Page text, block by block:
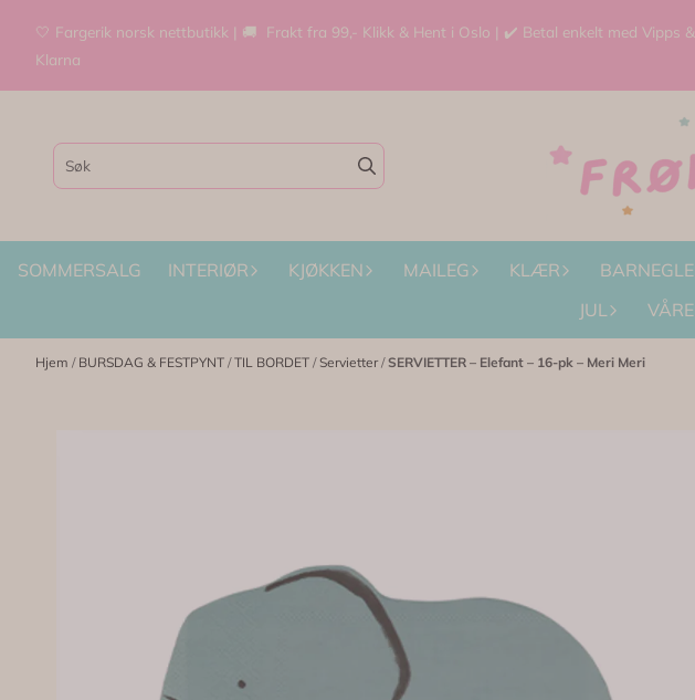
Hopp til innhold
🤍 Fargerik norsk nettbutikk | 🚚 Frakt fra 99,- Klikk & Hent i Oslo | ✔️ Betal enkelt med Vipps &
Klarna
SOMMERSALG INTERIØR KJØKKEN MAILEG KLÆR
JUL
Hjem / BURSDAG & FESTPYNT /TIL BORDET /Servietter/SERVIETTER – Elefant – 16-pk – Meri Meri